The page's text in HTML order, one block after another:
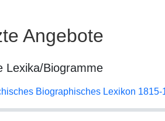
Angebote
Lexika/Biogramme
Biographisches Lexikon 1815-